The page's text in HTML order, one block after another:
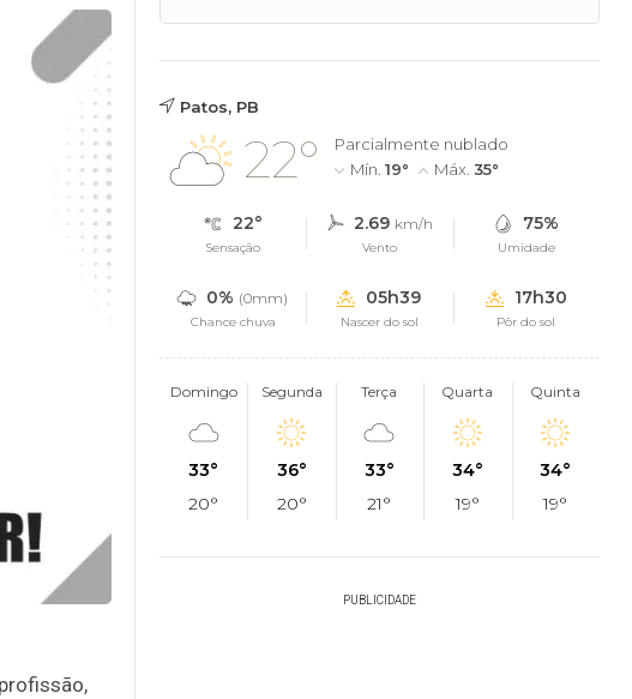
Patos, PB
22°
Parcialmente nublado
Mín. 19° Máx. 35°
22°
Sensação
2.69 km/h
Vento
75%
Umidade
0% (0mm)
Chance chuva
05h39
Nascer do sol
17h30
Pôr do sol
Domingo
33°
20°
Segunda
36°
20°
Terça
33°
21°
Quarta
34°
19°
Quinta
34°
19°
PUBLICIDADE